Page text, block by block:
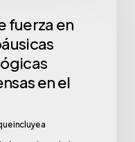
fuerza en
en el
incluye a